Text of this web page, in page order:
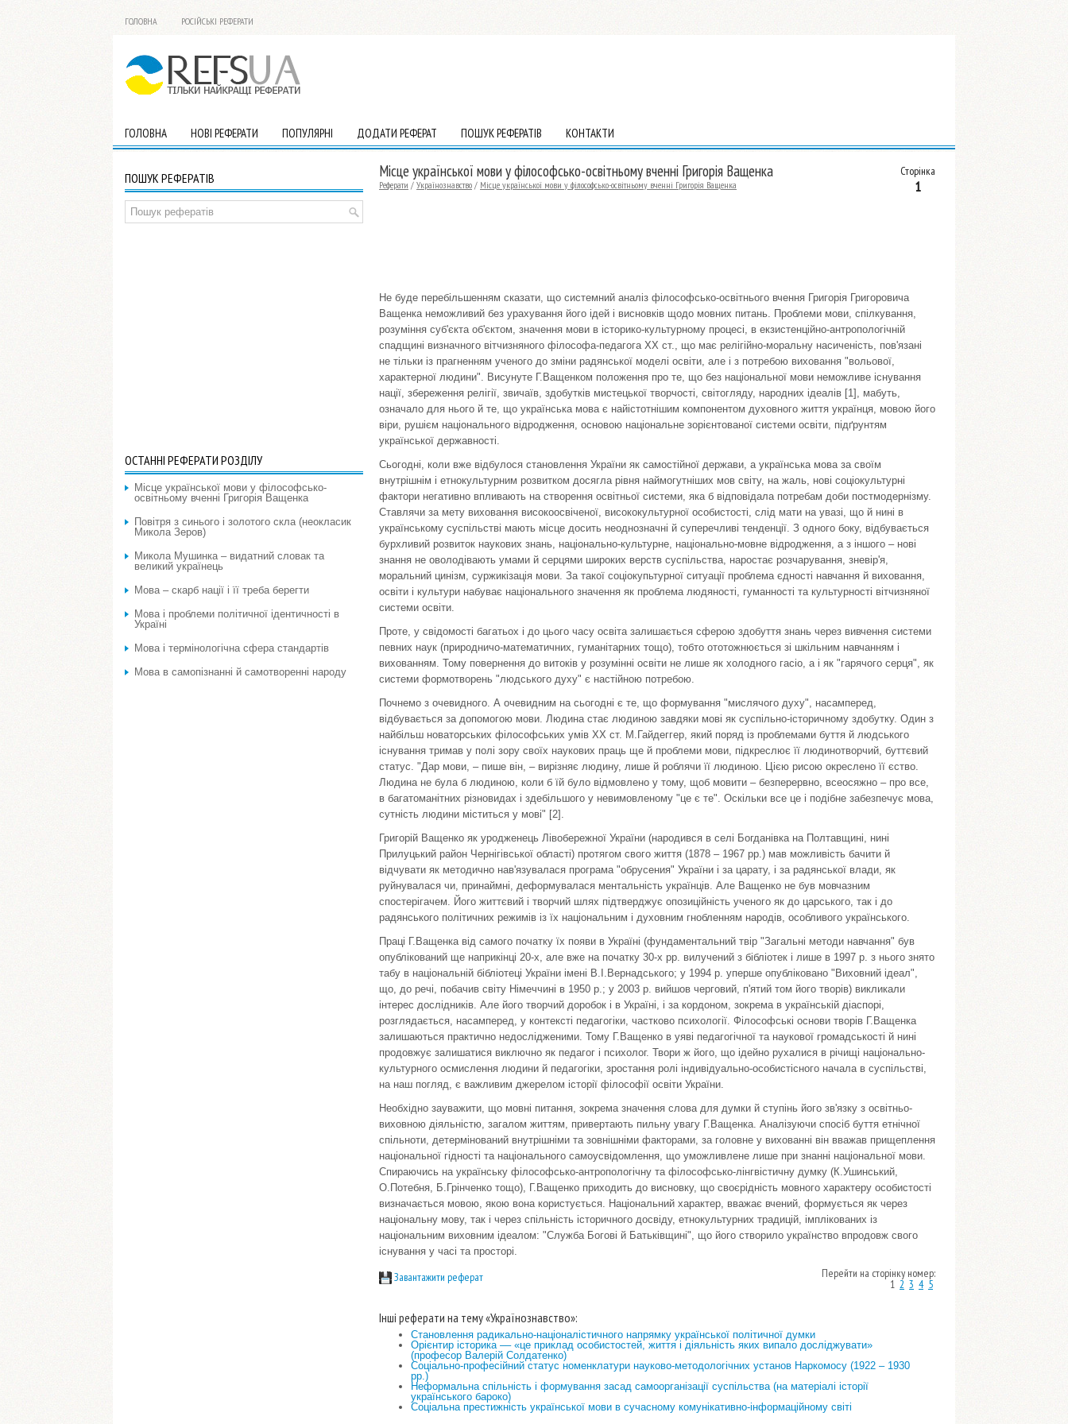
ГОЛОВНА РОСІЙСЬКІ РЕФЕРАТИ
ГОЛОВНА НОВІ РЕФЕРАТИ ПОПУЛЯРНІ ДОДАТИ РЕФЕРАТ ПОШУК РЕФЕРАТІВ КОНТАКТИ
Сторінка
1
Місце української мови у філософсько-освітньому вченні Григорія Ващенка
Реферати / Українознавство / Місце української мови у філософсько-освітньому вченні Григорія Ващенка
Не буде перебільшенням сказати, що системний аналіз філософсько-освітнього вчення Григорія Григоровича
Ващенка неможливий без урахування його ідей і висновків щодо мовних питань. Проблеми мови, спілкування,
розуміння суб'єкта об'єктом, значення мови в історико-культурному процесі, в екзистенційно-антропологічній
спадщині визначного вітчизняного філософа-педагога ХХ ст., що має релігійно-моральну насиченість, пов'язані
не тільки із прагненням ученого до зміни радянської моделі освіти, але і з потребою виховання "вольової,
характерної людини". Висунуте Г.Ващенком положення про те, що без національної мови неможливе існування
нації, збереження релігії, звичаїв, здобутків мистецької творчості, світогляду, народних ідеалів [1], мабуть,
означало для нього й те, що українська мова є найістотнішим компонентом духовного життя українця, мовою його
віри, рушієм національного відродження, основою національне зорієнтованої системи освіти, підґрунтям
української державності.
Сьогодні, коли вже відбулося становлення України як самостійної держави, а українська мова за своїм
внутрішнім і етнокультурним розвитком досягла рівня наймогутніших мов світу, на жаль, нові соціокультурні
фактори негативно впливають на створення освітньої системи, яка б відповідала потребам доби постмодернізму.
Ставлячи за мету виховання високоосвіченої, висококультурної особистості, слід мати на увазі, що й нині в
українському суспільстві мають місце досить неоднозначні й суперечливі тенденції. З одного боку, відбувається
бурхливий розвиток наукових знань, національно-культурне, національно-мовне відродження, а з іншого – нові
знання не оволодівають умами й серцями широких верств суспільства, наростає розчарування, зневір'я,
моральний цинізм, суржикізація мови. За такої соціокупьтурної ситуації проблема єдності навчання й виховання,
освіти і культури набуває національного значення як проблема людяності, гуманності та культурності вітчизняної
системи освіти.
Проте, у свідомості багатьох і до цього часу освіта залишається сферою здобуття знань через вивчення системи
певних наук (природничо-математичних, гуманітарних тощо), тобто ототожнюється зі шкільним навчанням і
вихованням. Тому повернення до витоків у розумінні освіти не лише як холодного гасіо, а і як "гарячого серця", як
системи формотворень "людського духу" є настійною потребою.
Почнемо з очевидного. А очевидним на сьогодні є те, що формування "мислячого духу", насамперед,
відбувається за допомогою мови. Людина стає людиною завдяки мові як суспільно-історичному здобутку. Один з
найбільш новаторських філософських умів XX ст. М.Гайдеггер, який поряд із проблемами буття й людського
існування тримав у полі зору своїх наукових праць ще й проблеми мови, підкреслює її людинотворчий, буттєвий
статус. "Дар мови, – пише він, – вирізняє людину, лише й роблячи її людиною. Цією рисою окреслено її єство.
Людина не була б людиною, коли б їй було відмовлено у тому, щоб мовити – безперервно, всеосяжно – про все,
в багатоманітних різновидах і здебільшого у невимовленому "це є те". Оскільки все це і подібне забезпечує мова,
сутність людини міститься у мові" [2].
Григорій Ващенко як уродженець Лівобережної України (народився в селі Богданівка на Полтавщині, нині
Прилуцький район Чернігівської області) протягом свого життя (1878 – 1967 рр.) мав можливість бачити й
відчувати як методично нав'язувалася програма "обрусения" України і за царату, і за радянської влади, як
руйнувалася чи, принаймні, деформувалася ментальність українців. Але Ващенко не був мовчазним
спостерігачем. Його життєвий і творчий шлях підтверджує опозиційність ученого як до царського, так і до
радянського політичних режимів із їх національним і духовним гнобленням народів, особливого українського.
Праці Г.Ващенка від самого початку їх появи в Україні (фундаментальний твір "Загальні методи навчання" був
опублікований ще наприкінці 20-х, але вже на початку 30-х рр. вилучений з бібліотек і лише в 1997 р. з нього знято
табу в національній бібліотеці України імені В.І.Вернадського; у 1994 р. уперше опубліковано "Виховний ідеал",
що, до речі, побачив світу Німеччині в 1950 р.; у 2003 р. вийшов черговий, п'ятий том його творів) викликали
інтерес дослідників. Але його творчий доробок і в Україні, і за кордоном, зокрема в українській діаспорі,
розглядається, насамперед, у контексті педагогіки, частково психології. Філософські основи творів Г.Ващенка
залишаються практично недослідженими. Тому Г.Ващенко в уяві педагогічної та наукової громадськості й нині
продовжує залишатися виключно як педагог і психолог. Твори ж його, що ідейно рухалися в річищі національно-
культурного осмислення людини й педагогіки, зростання ролі індивідуально-особистісного начала в суспільстві,
на наш погляд, є важливим джерелом історії філософії освіти України.
Необхідно зауважити, що мовні питання, зокрема значення слова для думки й ступінь його зв'язку з освітньо-
виховною діяльністю, загалом життям, привертають пильну увагу Г.Ващенка. Аналізуючи спосіб буття етнічної
спільноти, детермінований внутрішніми та зовнішніми факторами, за головне у вихованні він вважав прищеплення
національної гідності та національного самоусвідомлення, що уможливлене лише при знанні національної мови.
Спираючись на українську філософсько-антропологічну та філософсько-лінгвістичну думку (К.Ушинський,
О.Потебня, Б.Грінченко тощо), Г.Ващенко приходить до висновку, що своєрідність мовного характеру особистості
визначається мовою, якою вона користується. Національний характер, вважає вчений, формується як через
національну мову, так і через спільність історичного досвіду, етнокультурних традицій, імплікованих із
національним виховним ідеалом: "Служба Богові й Батьківщині", що його створило українство впродовж свого
існування у часі та просторі.
Завантажити реферат Перейти на сторінку номер:
1 2 3 4 5
Інші реферати на тему «Українознавство»:
Становлення радикально-націоналістичного напрямку української політичної думки
Орієнтир історика –– «це приклад особистостей, життя і діяльність яких випало досліджувати»
(професор Валерій Солдатенко)
Соціально-професійний статус номенклатури науково-методологічних установ Наркомосу (1922 – 1930
рр.)
Неформальна спільність і формування засад самоорганізації суспільства (на матеріалі історії
українського бароко)
Соціальна престижність української мови в сучасному комунікативно-інформаційному світі
ПОШУК РЕФЕРАТІВ
ОСТАННІ РЕФЕРАТИ РОЗДІЛУ
Місце української мови у філософсько-
освітньому вченні Григорія Ващенка
Повітря з синього і золотого скла (неокласик
Микола Зеров)
Микола Мушинка – видатний словак та
великий українець
Мова – скарб нації і її треба берегти
Мова і проблеми політичної ідентичності в
Україні
Мова і термінологічна сфера стандартів
Мова в самопізнанні й самотворенні народу